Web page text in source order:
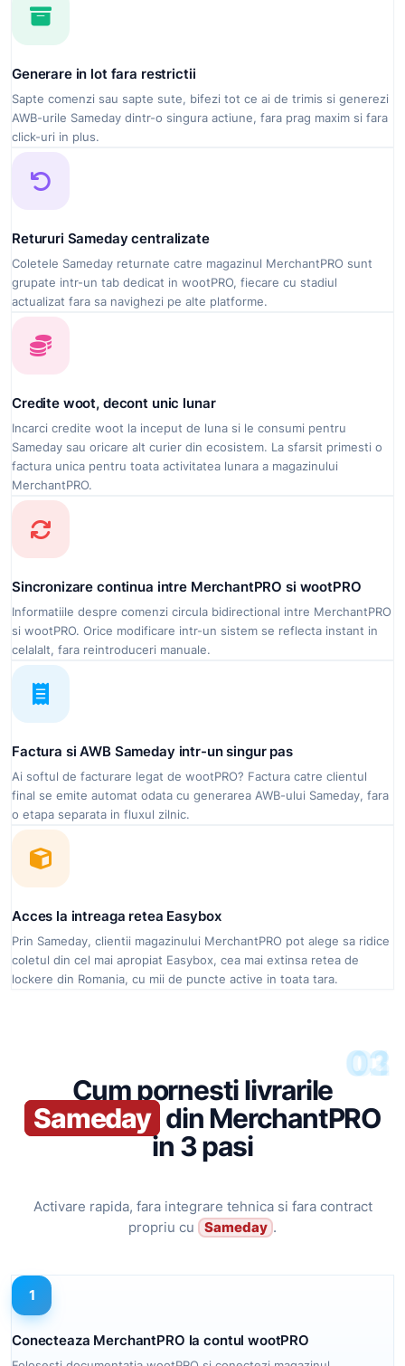
Generare in lot fara restrictii
Sapte comenzi sau sapte sute, bifezi tot ce ai de trimis si generezi
AWB-urile Sameday dintr-o singura actiune, fara prag maxim si fara
click-uri in plus.
Retururi Sameday centralizate
Coletele Sameday returnate catre magazinul MerchantPRO sunt
grupate intr-un tab dedicat in wootPRO, fiecare cu stadiul
actualizat fara sa navighezi pe alte platforme.
Credite woot, decont unic lunar
Incarci credite woot la inceput de luna si le consumi pentru
Sameday sau oricare alt curier din ecosistem. La sfarsit primesti o
factura unica pentru toata activitatea lunara a magazinului
MerchantPRO.
Sincronizare continua intre MerchantPRO si wootPRO
Informatiile despre comenzi circula bidirectional intre MerchantPRO
si wootPRO. Orice modificare intr-un sistem se reflecta instant in
celalalt, fara reintroduceri manuale.
Factura si AWB Sameday intr-un singur pas
Ai softul de facturare legat de wootPRO? Factura catre clientul
final se emite automat odata cu generarea AWB-ului Sameday, fara
o etapa separata in fluxul zilnic.
Acces la intreaga retea Easybox
Prin Sameday, clientii magazinului MerchantPRO pot alege sa ridice
coletul din cel mai apropiat Easybox, cea mai extinsa retea de
lockere din Romania, cu mii de puncte active in toata tara.
Cum pornesti livrarile
Sameday din MerchantPRO
in 3 pasi
Activare rapida, fara integrare tehnica si fara contract
propriu cu Sameday .
01
1
Conecteaza MerchantPRO la contul wootPRO
02
03